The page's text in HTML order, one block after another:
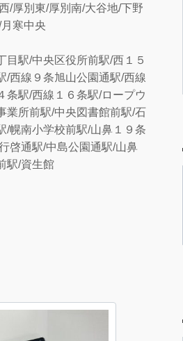
/厚別東/厚別南/大谷地/下野
寒中央
目駅/中央区役所前駅/西１５
/西線９条旭山公園通駅/西線
条駅/西線１６条駅/ロープウ
業所前駅/中央図書館前駅/石
/幌南小学校前駅/山鼻１９条
啓通駅/中島公園通駅/山鼻
駅/資生館